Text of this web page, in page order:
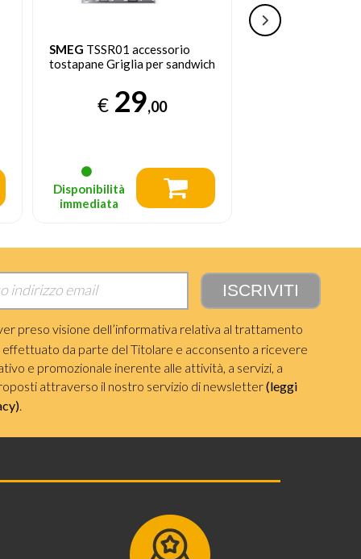
SMEG TSSR01 accessorio
tostapane Griglia per sandwich
€ 29,00
Disponibilità
immediata
preso visione dell’informativa relativa al trattamento
effettuato da parte del Titolare e acconsento a ricevere
e promozionale inerente alle attività, a servizi, a
attraverso il nostro servizio di newsletter(leggi
.